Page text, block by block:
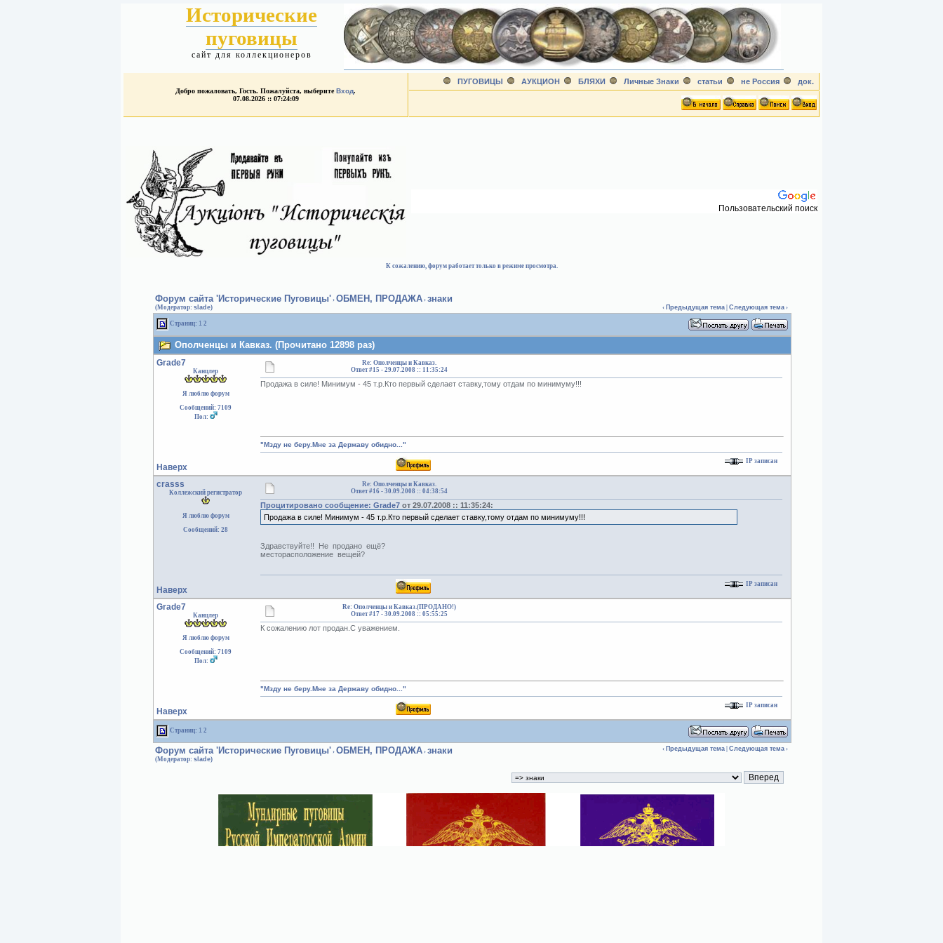
Исторические
пуговицы
сайт для коллекционеров
Добро пожаловать, Гость. Пожалуйста, выберитеВход.
07.08.2026 :: 07:24:09
ПУГОВИЦЫ АУКЦИОН БЛЯХИ Личные Знаки статьи не Россия док.
Пользовательский поиск
К сожалению, форум работает только в режиме просмотра.
Форум сайта 'Исторические Пуговицы' › ОБМЕН, ПРОДАЖА › знаки
(Модератор: slade) ‹ Предыдущая тема Следующая тема ›
Страниц: 1 2
Ополченцы и Кавказ. (Прочитано 12898 раз)
Grade7
Канцлер
Я люблю форум
Сообщений: 7109
Пол:
Re: Ополченцы и Кавказ.
Ответ #15 - 29.07.2008 :: 11:35:24
Продажа в силе! Минимум - 45 т.р.Кто первый сделает ставку,тому отдам по минимуму!!!
Наверх
"Мзду не беру.Мне за Державу обидно..."
IP записан
crasss
Коллежский регистратор
Я люблю форум
Сообщений: 28
Re: Ополченцы и Кавказ.
Ответ #16 - 30.09.2008 :: 04:38:54
Процитировано сообщение: Grade7 от 29.07.2008 :: 11:35:24:
Продажа в силе! Минимум - 45 т.р.Кто первый сделает ставку,тому отдам по минимуму!!!
Здравствуйте!! Не продано ещё?
месторасположение вещей?
Наверх
IP записан
Grade7
Канцлер
Я люблю форум
Сообщений: 7109
Пол:
Re: Ополченцы и Кавказ.(ПРОДАНО!)
Ответ #17 - 30.09.2008 :: 05:55:25
К сожалению лот продан.С уважением.
Наверх
"Мзду не беру.Мне за Державу обидно..."
IP записан
Страниц: 1 2
Форум сайта 'Исторические Пуговицы' › ОБМЕН, ПРОДАЖА › знаки
(Модератор: slade)
‹ Предыдущая тема Следующая тема ›